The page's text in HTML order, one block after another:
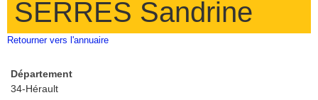
SERRES Sandrine
Retourner vers l'annuaire
Département
34-Hérault